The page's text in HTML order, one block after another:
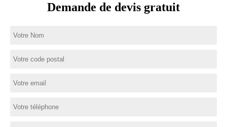
Demande de devis gratuit